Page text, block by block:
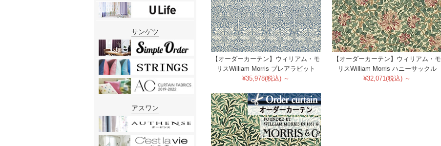
【オーダーカーテン】ウィリアム・モ
リスWilliam Morris ブレアラビット
¥35,978(税込) ～
【オーダーカーテン】ウィリアム・モ
リスWilliam Morris ハニーサックル
¥32,071(税込) ～
サンゲツ
アスワン